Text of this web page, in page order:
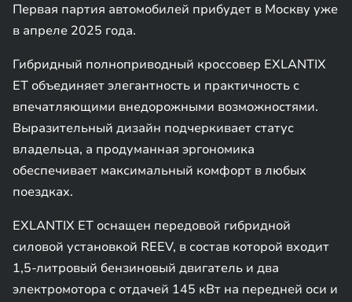
Первая партия автомобилей прибудет в Москву уже
в апреле 2025 года.
Гибридный полноприводный кроссовер EXLANTIX
ET объединяет элегантность и практичность с
впечатляющими внедорожными возможностями.
Выразительный дизайн подчеркивает статус
владельца, а продуманная эргономика
обеспечивает максимальный комфорт в любых
поездках.
EXLANTIX ET оснащен передовой гибридной
силовой установкой REEV, в состав которой входит
1,5-литровый бензиновый двигатель и два
электромотора с отдачей 145 кВт на передней оси и